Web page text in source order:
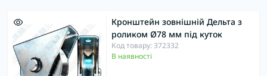
Кронштейн зовнішній Дельта з
роликом Ø78 мм під куток
Код товару: 372332
В наявності